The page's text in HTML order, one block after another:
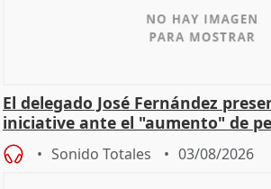
El delegado José Fernández
iniciative ante el "aumento" de
hogar en Madri
Sonido Totales 03/08/2026